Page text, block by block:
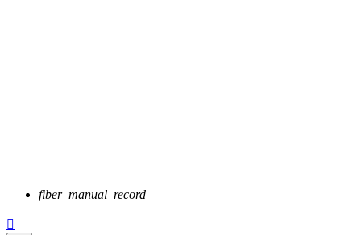
fiber_manual_record
